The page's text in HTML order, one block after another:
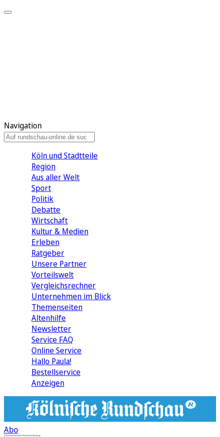
Navigation
Köln und Stadtteile
Region
Aus aller Welt
Sport
Politik
Debatte
Wirtschaft
Kultur & Medien
Erleben
Ratgeber
Unsere Partner
Vorteilswelt
Vergleichsrechner
Unternehmen im Blick
Themenseiten
Altenhilfe
Newsletter
Service FAQ
Online Service
Hallo Paula!
Bestellservice
Anzeigen
Abo